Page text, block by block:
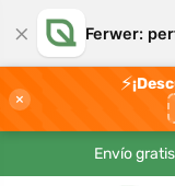
× Ferwer:
×
⚡
Envío